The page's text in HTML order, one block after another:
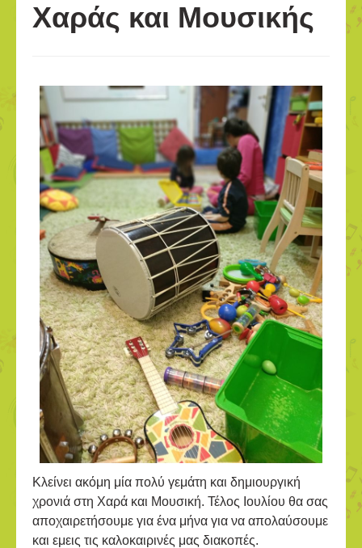
Χαράς και Μουσικής
Κλείνει ακόμη μία πολύ γεμάτη και δημιουργική
χρονιά στη Χαρά και Μουσική. Τέλος Ιουλίου θα σας
αποχαιρετήσουμε για ένα μήνα για να απολαύσουμε
και εμεις τις καλοκαιρινές μας διακοπές.